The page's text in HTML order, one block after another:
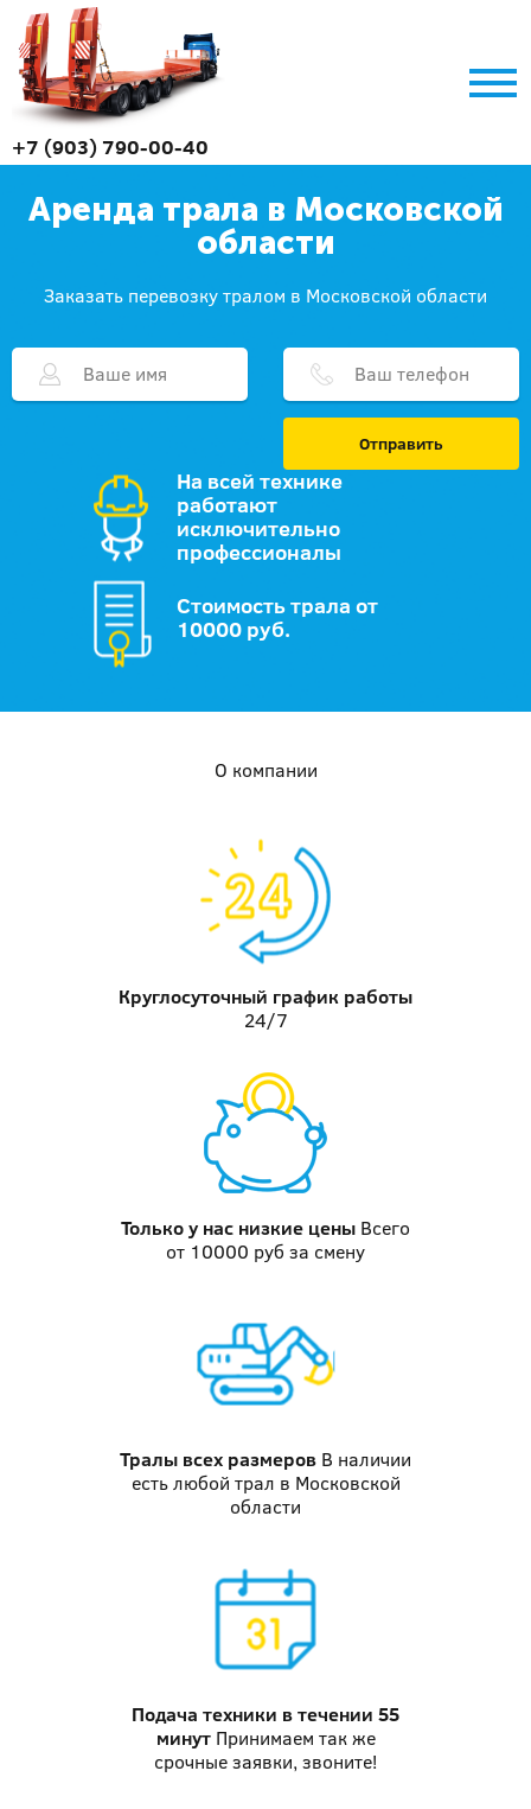
+7 (903) 790-00-40
Аренда трала в Московской
области
Заказать перевозку тралом в Московской области
Отправить
На всей технике
работают
исключительно
профессионалы
Стоимость трала от
10000 руб.
О компании
Круглосуточный график работы
24/7
Только у нас низкие цены Всего
от 10000 руб за смену
Тралы всех размеров В наличии
есть любой трал в Московской
области
Подача техники в течении 55
минут Принимаем так же
срочные заявки, звоните!